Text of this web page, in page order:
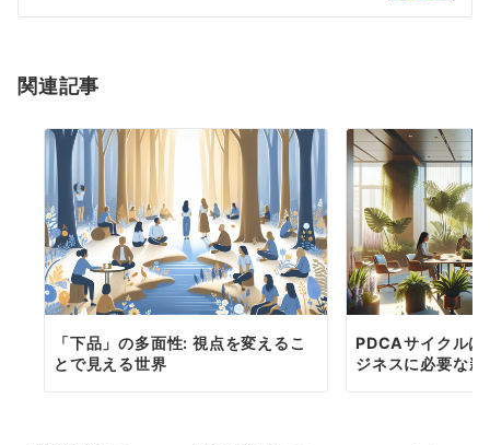
シ
ン
関連記事
「下品」の多面性: 視点を変えるこ
とで見える世界
PDCAサイクルは
ジネスに必要な